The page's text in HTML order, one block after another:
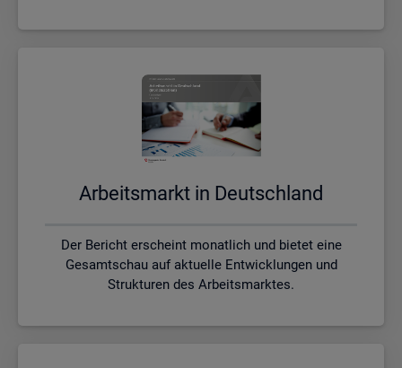
Ar­beits­markt in Deutsch­land
Der Bericht erscheint monatlich und bietet eine
Gesamtschau auf aktuelle Entwicklungen und
Strukturen des Arbeitsmarktes.